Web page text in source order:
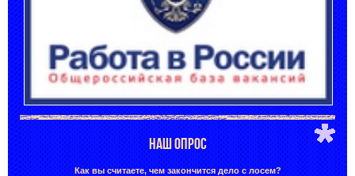
НАШ ОПРОС
Как вы считаете, чем закончится дело с лосем?